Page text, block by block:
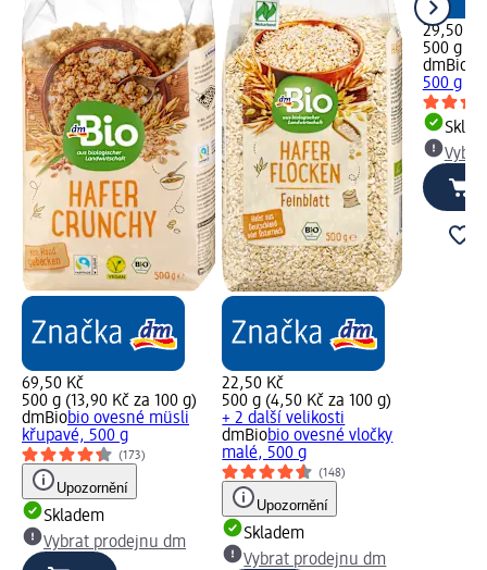
69,50 Kč
500 g (13,90 Kč za 100 g)
dmBiobio ovesné müsli
křupavé, 500 g
(173)
Upozornění
Skladem
Vybrat prodejnu dm
22,50 Kč
500 g (4,50 Kč za 100 g)
+ 2 další velikosti
dmBiobio ovesné vločky
malé, 500 g
(148)
Upozornění
Skladem
Vybrat prodejnu dm
29,50 Kč
500 g
dmBio
500 g